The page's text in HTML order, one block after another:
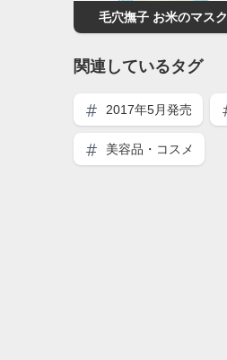
毛穴撫子 お米のマスク
関連しているタグ
2017年5月発売
美容品・コスメ